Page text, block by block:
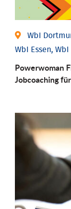
WbI
WbI Essen,
Powerwoman
Job­coaching